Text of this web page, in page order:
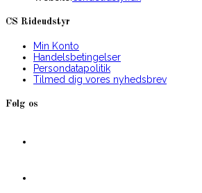
CS Rideudstyr
Min Konto
Handelsbetingelser
Persondatapolitik
Tilmed dig vores nyhedsbrev
Følg os